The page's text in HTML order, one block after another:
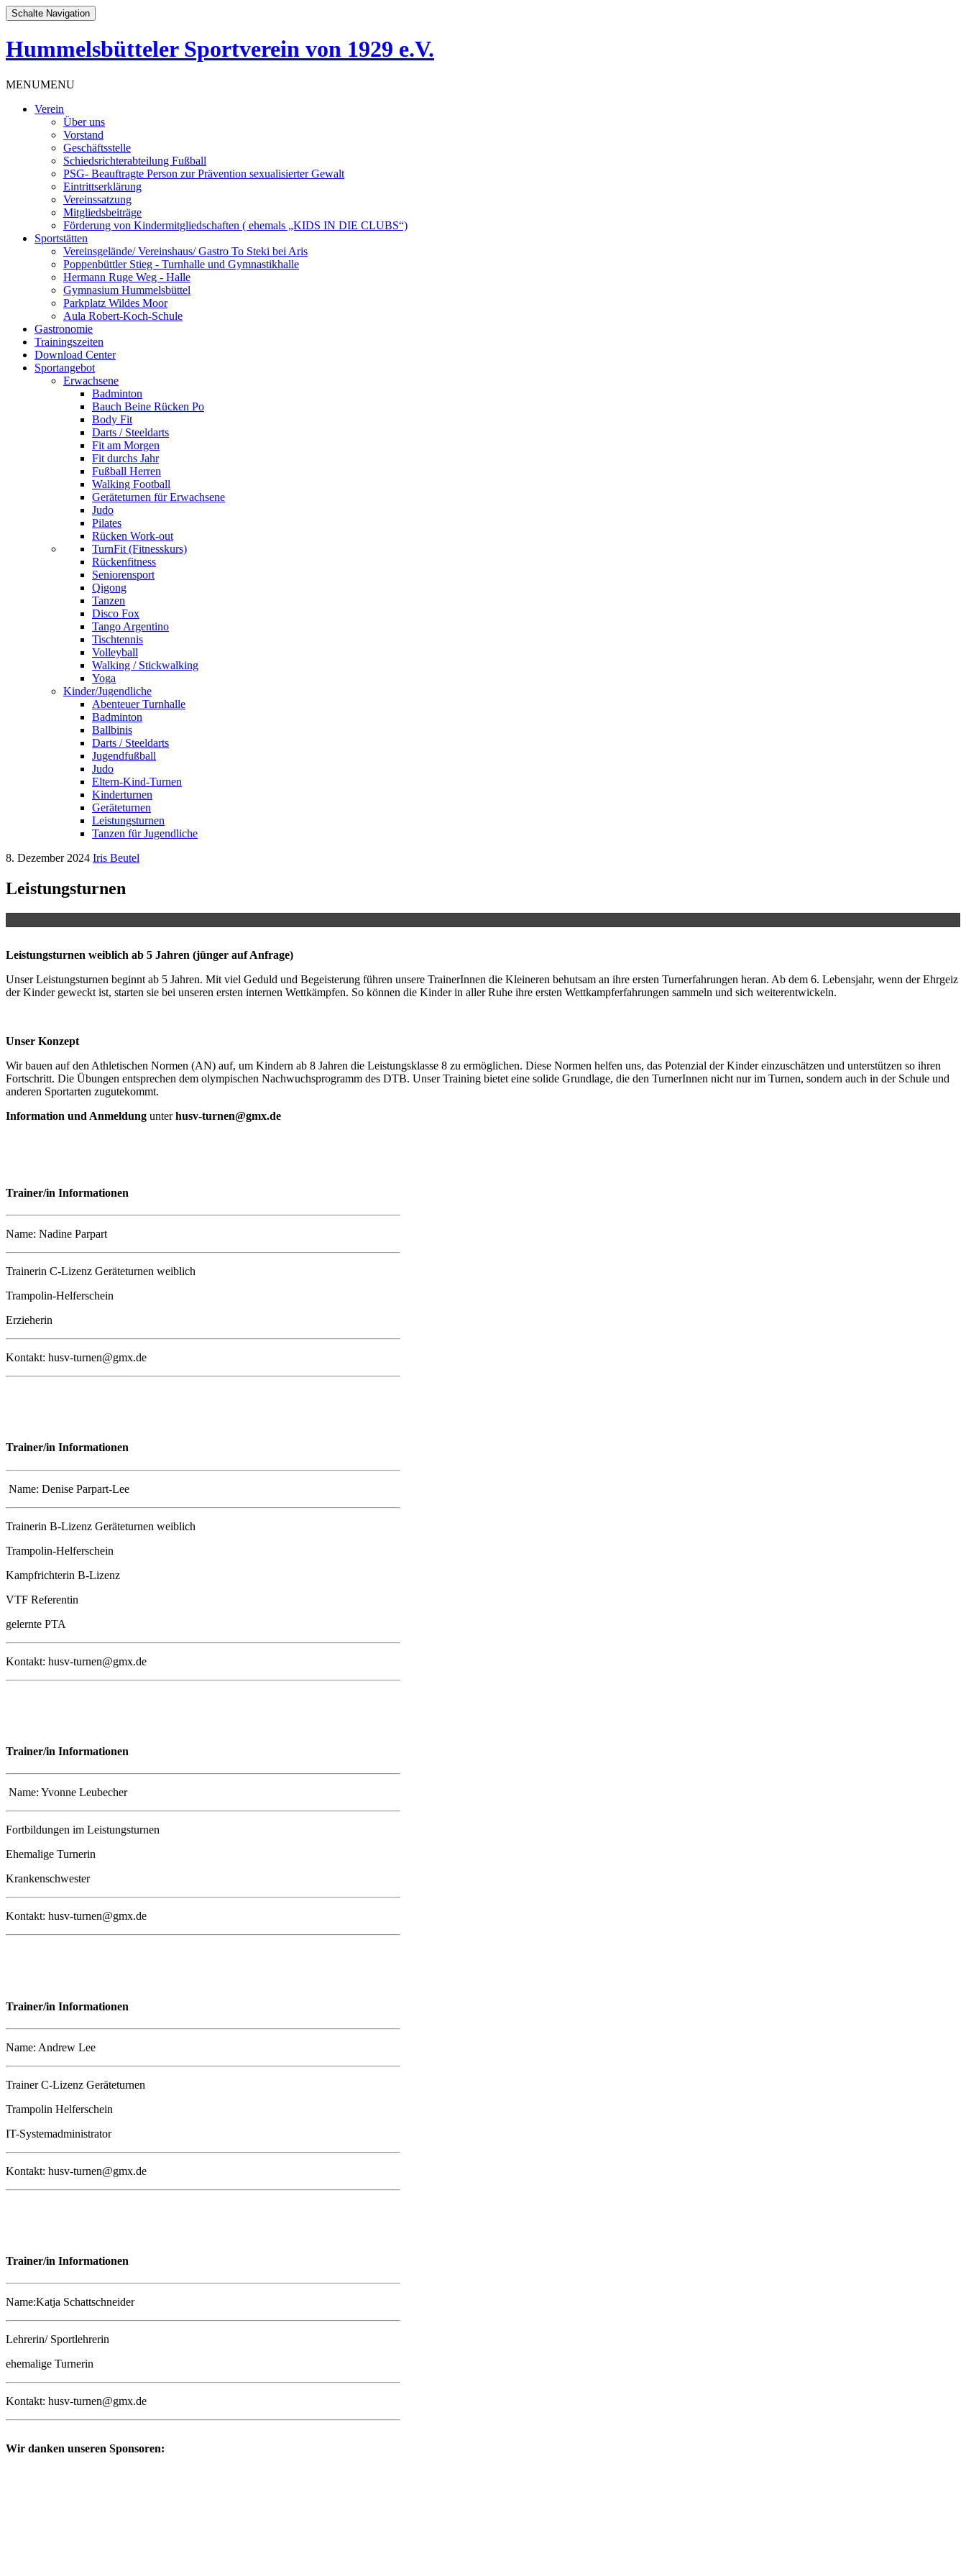
Schalte Navigation
Hummelsbütteler Sportverein von 1929 e.V.
Zum
springen
MENUMENU
Verein
Über uns
Vorstand
Geschäftsstelle
Schiedsrichterabteilung Fußball
PSG- Beauftragte Person zur Prävention sexualisierter Gewalt
Eintrittserklärung
Vereinssatzung
Mitgliedsbeiträge
Förderung von Kindermitgliedschaften ( ehemals „KIDS IN DIE CLUBS“)
Sportstätten
Vereinsgelände/ Vereinshaus/ Gastro To Steki bei Aris
Poppenbüttler Stieg - Turnhalle und Gymnastikhalle
Hermann Ruge Weg - Halle
Gymnasium Hummelsbüttel
Parkplatz Wildes Moor
Aula Robert-Koch-Schule
Gastronomie
Trainingszeiten
Download Center
Sportangebot
Erwachsene
Badminton
Bauch Beine Rücken Po
Body Fit
Darts / Steeldarts
Fit am Morgen
Fit durchs Jahr
Fußball Herren
Walking Football
Geräteturnen für Erwachsene
Judo
Pilates
Rücken Work-out
TurnFit (Fitnesskurs)
Rückenfitness
Seniorensport
Qigong
Tanzen
Disco Fox
Tango Argentino
Tischtennis
Volleyball
Walking / Stickwalking
Yoga
Kinder/Jugendliche
Abenteuer Turnhalle
Badminton
Ballbinis
Darts / Steeldarts
Jugendfußball
Judo
Eltern-Kind-Turnen
Kinderturnen
Geräteturnen
Leistungsturnen
Tanzen für Jugendliche
8. Dezember 2024 Iris Beutel
Leistungsturnen
Leistungsturnen weiblich ab 5 Jahren (jünger auf Anfrage)
Unser Leistungsturnen beginnt ab 5 Jahren. Mit viel Geduld und Begeisterung führen unsere TrainerInnen die Kleineren behutsam an ihre ersten Turnerfahrungen heran. Ab dem 6. Lebensjahr, wenn der Ehrgeiz
der Kinder geweckt ist, starten sie bei unseren ersten internen Wettkämpfen. So können die Kinder in aller Ruhe ihre ersten Wettkampferfahrungen sammeln und sich weiterentwickeln.
Unser Konzept
Wir bauen auf den Athletischen Normen (AN) auf, um Kindern ab 8 Jahren die Leistungsklasse 8 zu ermöglichen. Diese Normen helfen uns, das Potenzial der Kinder einzuschätzen und unterstützen so ihren
Fortschritt. Die Übungen entsprechen dem olympischen Nachwuchsprogramm des DTB. Unser Training bietet eine solide Grundlage, die den TurnerInnen nicht nur im Turnen, sondern auch in der Schule und
anderen Sportarten zugutekommt.
Information und Anmeldung unterhusv-turnen@gmx.de
Trainer/in Informationen
Name: Nadine Parpart
Trainerin C-Lizenz Geräteturnen weiblich
Trampolin-Helferschein
Erzieherin
Kontakt: husv-turnen@gmx.de
Trainer/in Informationen
Name: Denise Parpart-Lee
Trainerin B-Lizenz Geräteturnen weiblich
Trampolin-Helferschein
Kampfrichterin B-Lizenz
VTF Referentin
gelernte PTA
Kontakt: husv-turnen@gmx.de
Trainer/in Informationen
Name: Yvonne Leubecher
Fortbildungen im Leistungsturnen
Ehemalige Turnerin
Krankenschwester
Kontakt: husv-turnen@gmx.de
Trainer/in Informationen
Name: Andrew Lee
Trainer C-Lizenz Geräteturnen
Trampolin Helferschein
IT-Systemadministrator
Kontakt: husv-turnen@gmx.de
Trainer/in Informationen
Name:Katja Schattschneider
Lehrerin/ Sportlehrerin
ehemalige Turnerin
Kontakt: husv-turnen@gmx.de
Wir danken unseren Sponsoren: